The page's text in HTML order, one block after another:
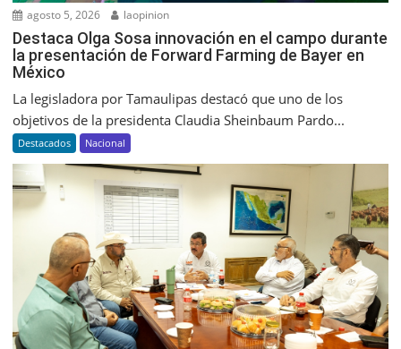
agosto 5, 2026 laopinion
Destaca Olga Sosa innovación en el campo durante
la presentación de Forward Farming de Bayer en
México
La legisladora por Tamaulipas destacó que uno de los
objetivos de la presidenta Claudia Sheinbaum Pardo...
Destacados Nacional